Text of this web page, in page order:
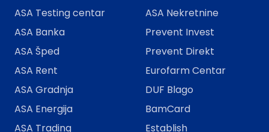
ASA Testing centar
ASA Banka
ASA Šped
ASA Rent
ASA Gradnja
ASA Energija
ASA Trading
ASA Nekretnine
Prevent Invest
Prevent Direkt
Eurofarm Centar
DUF Blago
BamCard
Establish